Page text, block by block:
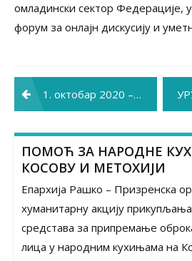
омладински сектор Федерације,
форум за онлајн дискусију и
Post
navigation
1. октобар 2020 – Међународни дан старијих особа
ПОМОЋ ЗА НАРОДНЕ
КОСОВУ И МЕТОХИЈИ
Епархија Рашко – Призренска
хуманитарну акцију
средстава за припремање
лица у народним кухињама на